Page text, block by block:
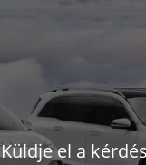
Küldje el a